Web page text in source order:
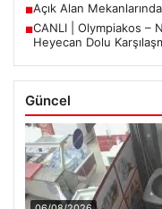
■Açık Alan
■CANLI | Olympiakos –
Heyecan Dolu
Güncel